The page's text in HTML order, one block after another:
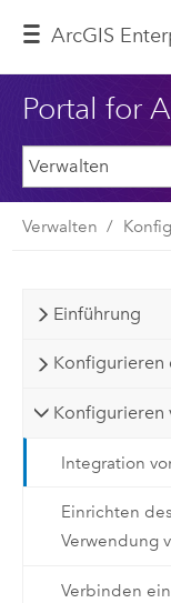
ArcGIS
Portal for
Verwalten
Einführung
Konfigurieren
Konfigurieren
Integration
Einrichten
Verwendung
Verbinden